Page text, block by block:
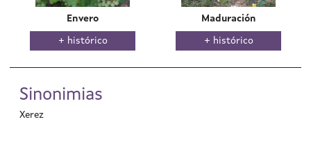
Envero
histórico
Maduración
histórico
Sinonimias
Xerez